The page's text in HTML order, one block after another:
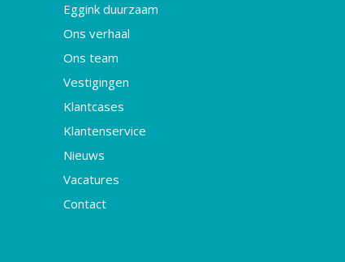
Eggink duurzaam
Ons verhaal
Ons team
Vestigingen
Klantcases
Klantenservice
Nieuws
Vacatures
Contact